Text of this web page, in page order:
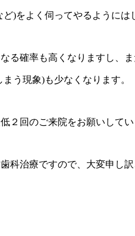
)をよく伺ってやるようには
る確率も高くなりますし、
う現象)も少なくなります。
２回のご来院をお願いしてい
科治療ですので、大変申し